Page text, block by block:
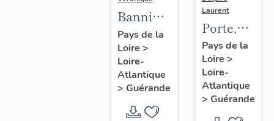
Bannière
de
procession
Pays de la
Loire >
Loire-
Atlantique
> Guérande
Laurent
Porte,
jubé
Pays de la
Loire >
Loire-
Atlantique
> Guérande